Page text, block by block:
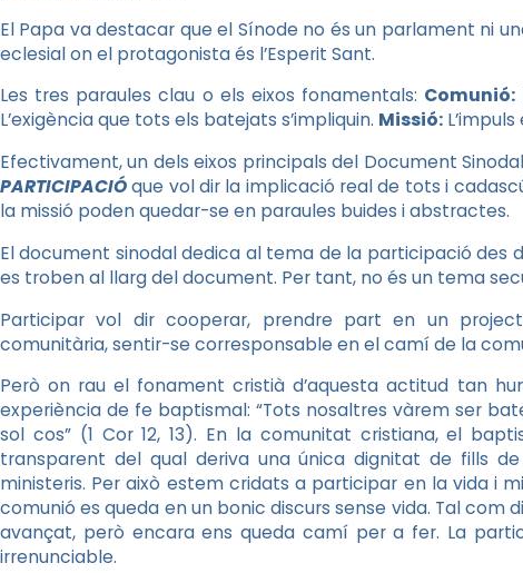
El Papa va destacar que el Sínode no és un parlament ni
eclesial on el protagonista és l’Esperit Sant.
Les tres paraules clau o els eixos fonamentals: Comunió:
L’exigència que tots els batejats s’impliquin. Missió:
Efectivament, un dels eixos principals del Document
PARTICIPACIÓque vol dir la implicació real de tots i
la missió poden quedar-se en paraules buides i abstractes.
El document sinodal dedica al tema de la participació des
es troben al llarg del document. Per tant, no és un tema
Participar vol dir cooperar, prendre part en un
comunitària, sentir-se corresponsable en el camí de la
Però on rau el fonament cristià d’aquesta actitud tan
experiència de fe baptismal: “Tots nosaltres vàrem ser
sol cos” (1 Cor 12, 13). En la comunitat cristiana, el
transparent del qual deriva una única dignitat de fills
ministeris. Per això estem cridats a participar en la vida i
comunió es queda en un bonic discurs sense vida. Tal com
avançat, però encara ens queda camí per a fer. La
irrenunciable.